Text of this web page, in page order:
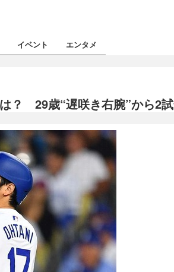
イベント エンタメ
？ 29歳“遅咲き右腕”から2